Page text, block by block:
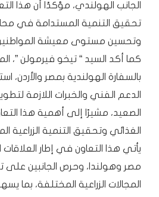
الجانب الهولندي، مؤكدًا أن هذا
تحقيق التنمية المستدامة في
وتحسين مستوى معيشة
كما أكد السيد “ تيخو فيرمولن ”،
بالسفارة الهولندية بمصر والأردن،
الدعم الفني والخبرات اللازمة
الصعيد، مشيرًا إلى أهمية هذا
الغذائي وتحقيق التنمية الزراعية
يأتي هذا التعاون في إطار العلاقات
مصر وهولندا، وحرص الجانبين على
المجالات الزراعية المختلفة، بما